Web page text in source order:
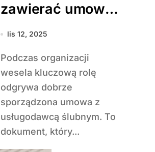
zawierać umowa
z usługodawcą
lis 12, 2025
Podczas organizacji
wesela kluczową rolę
odgrywa dobrze
sporządzona umowa z
usługodawcą ślubnym. To
dokument, który...